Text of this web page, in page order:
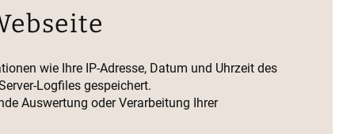
wie Ihre IP-Adresse, Datum und Uhrzeit des
Logfiles gespeichert.
Auswertung oder Verarbeitung Ihrer